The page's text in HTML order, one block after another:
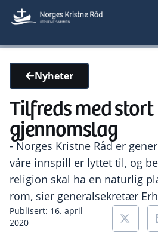
Nyheter
Tilfreds med stort
gjennomslag
- Norges Kristne Råd er
våre innspill er lyttet til, og
religion skal ha en naturlig
rom, sier generalsekretær
Publisert: 16. april
2020